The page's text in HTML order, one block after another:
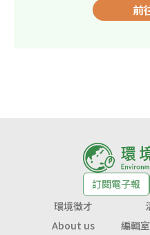
前
訂閱電子報
環境徵才
About us
編輯